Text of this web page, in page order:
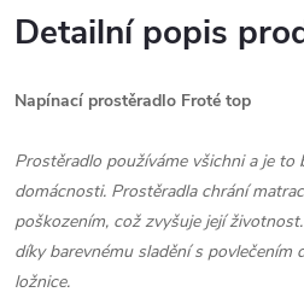
Detailní popis
Napínací prostěradlo Froté top
Prostěradlo používáme všichni a je to
domácnosti. Prostěradla chrání
poškozením, což zvyšuje její
díky barevnému sladění s povlečením
ložnice.